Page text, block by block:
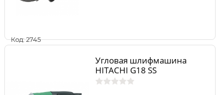
Код: 2745
Угловая шлифмашина
HITACHI G18 SS